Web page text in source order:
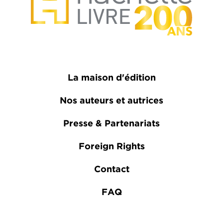
La maison d'édition
Nos auteurs et autrices
Presse & Partenariats
Foreign Rights
Contact
FAQ